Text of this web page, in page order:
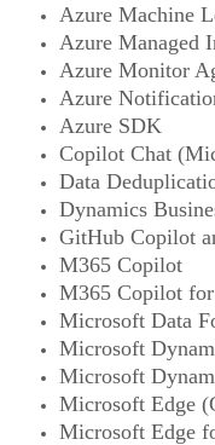
Azure Machine
Azure Managed
Azure Monitor
Azure
Azure SDK
Copilot Chat
Data
Dynamics
GitHub Copilot
M365 Copilot
M365 Copilot
Microsoft Data
Microsoft
Microsoft
Microsoft Edge
Microsoft Edge